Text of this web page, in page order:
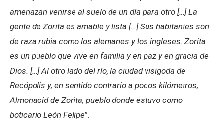
amenazan venirse al suelo de un día para otro […] La
gente de Zorita es amable y lista […] Sus habitantes son
de raza rubia como los alemanes y los ingleses. Zorita
es un pueblo que vive en familia y en paz y en gracia de
Dios. […] Al otro lado del río, la ciudad visigoda de
Recópolis y, en sentido contrario a pocos kilómetros,
Almonacid de Zorita, pueblo donde estuvo como
boticario León Felipe”.